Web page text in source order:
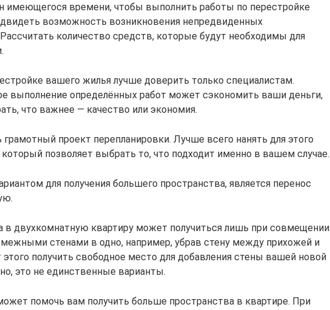
имеющегося времени, чтобы выполнить работы по перестройке
возможность возникновения непредвиденных
количество средств, которые будут необходимы для
вашего жилья лучше доверить только специалистам.
выполнение определённых работ может сэкономить ваши деньги,
что важнее — качество или экономия.
грамотный проект перепланировки. Лучше всего нанять для этого
который позволяет выбрать то, что подходит именно в вашем случае.
для получения большего пространства, является перенос
в двухкомнатную квартиру может получиться лишь при совмещении
стенами в одно, например, убрав стену между прихожей и
этого получить свободное место для добавления стены вашей новой
это не единственные варианты.
помочь вам получить больше пространства в квартире. При